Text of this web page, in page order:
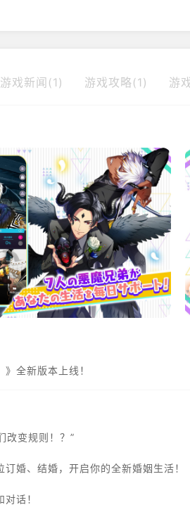
游戏新闻(1) 游戏攻略(1) 游
全新版本上线！
改变规则！？”
婚、结婚，开启你的全新婚姻生活！
话！